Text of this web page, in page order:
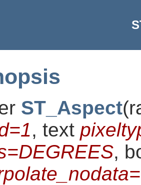
ST_Aspect(
, text
,